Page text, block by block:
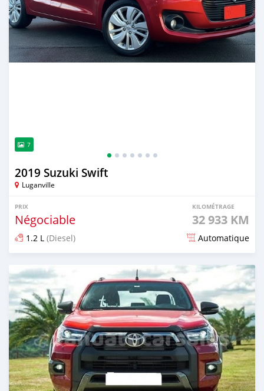
7
2019 Suzuki Swift
Luganville
PRIX
Négociable
KILOMÉTRAGE
32 933 KM
1.2 L (Diesel) Automatique